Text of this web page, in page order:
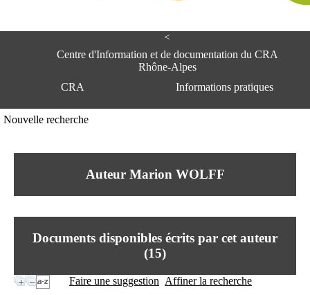
<
Centre d'Information et de documentation du CRA
Rhône-Alpes
CRA
Informations pratiques
Centre Hospitalier le Vinatier
95, Bd Pinel
Lundi au Vendredi
Contact
Mail
Nouvelle recherche
Auteur Marion WOLFF
Documents disponibles écrits par cet auteur
(15)
Faire une suggestion Affiner la recherche
e
n
o
i
e
t